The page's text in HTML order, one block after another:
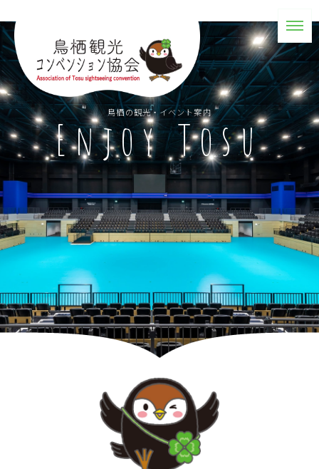
鳥栖の観光・イベント案内
Enjoy Tosu